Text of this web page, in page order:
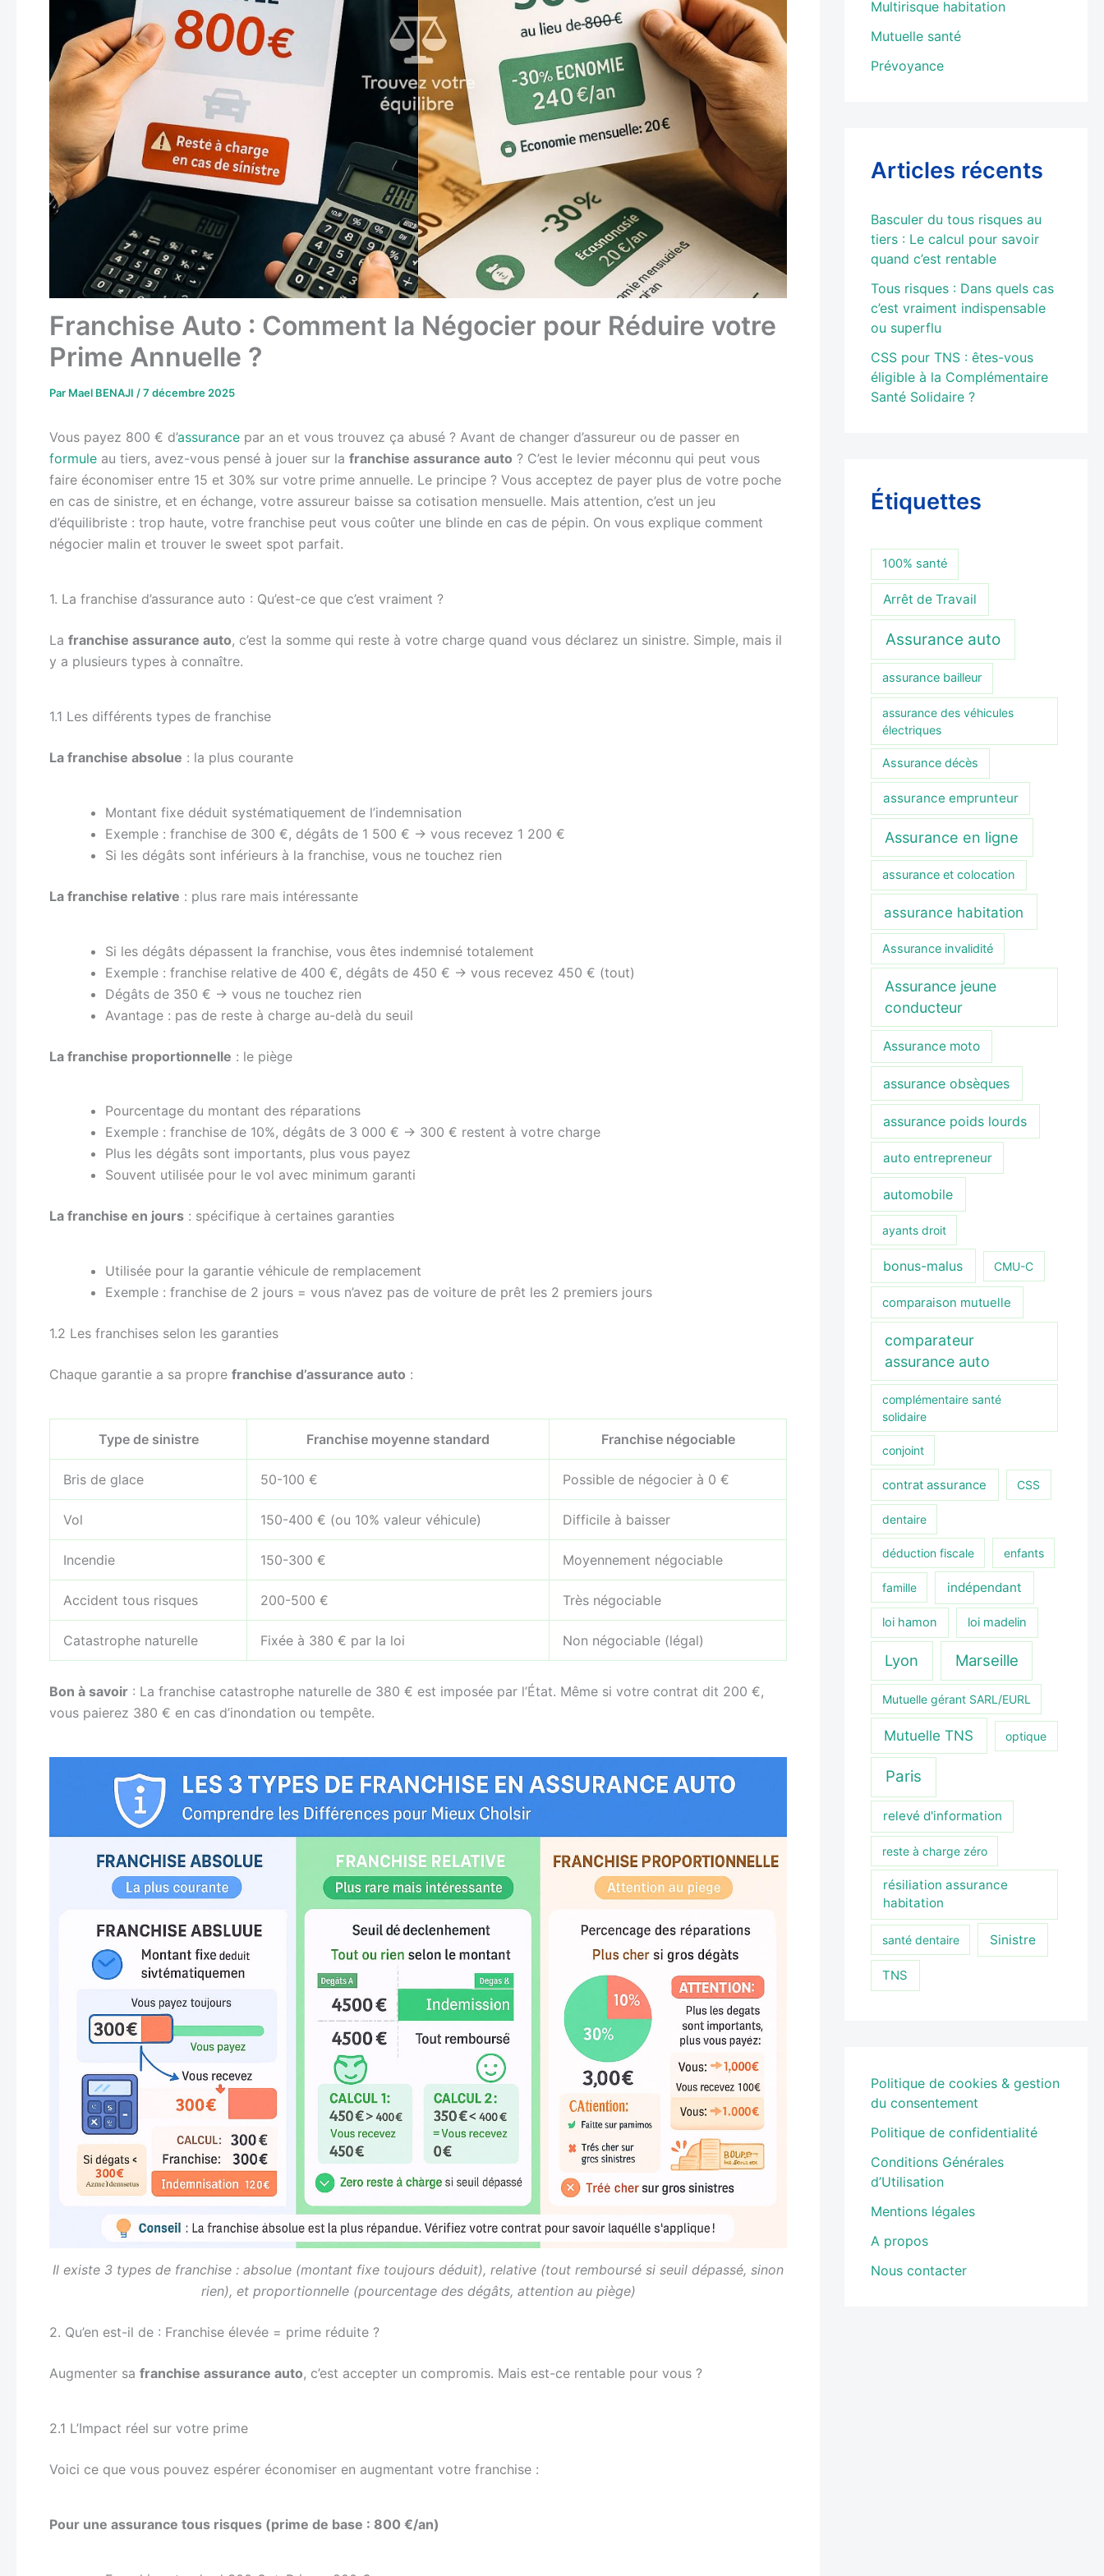
Franchise Auto : Comment la Négocier pour Réduire votre
Prime Annuelle ?
Par Mael BENAJI /7 décembre 2025
Vous payez 800 € d’assurance par an et vous trouvez ça abusé ? Avant de changer d’assureur ou de passer en
formule au tiers, avez-vous pensé à jouer sur la franchise assurance auto ? C’est le levier méconnu qui peut vous
faire économiser entre 15 et 30% sur votre prime annuelle. Le principe ? Vous acceptez de payer plus de votre poche
en cas de sinistre, et en échange, votre assureur baisse sa cotisation mensuelle. Mais attention, c’est un jeu
d’équilibriste : trop haute, votre franchise peut vous coûter une blinde en cas de pépin. On vous explique comment
négocier malin et trouver le sweet spot parfait.
1. La franchise d’assurance auto : Qu’est-ce que c’est vraiment ?
La franchise assurance auto, c’est la somme qui reste à votre charge quand vous déclarez un sinistre. Simple, mais il
y a plusieurs types à connaître.
1.1 Les différents types de franchise
La franchise absolue : la plus courante
Montant fixe déduit systématiquement de l’indemnisation
Exemple : franchise de 300 €, dégâts de 1 500 € → vous recevez 1 200 €
Si les dégâts sont inférieurs à la franchise, vous ne touchez rien
La franchise relative : plus rare mais intéressante
Si les dégâts dépassent la franchise, vous êtes indemnisé totalement
Exemple : franchise relative de 400 €, dégâts de 450 € → vous recevez 450 € (tout)
Dégâts de 350 € → vous ne touchez rien
Avantage : pas de reste à charge au-delà du seuil
La franchise proportionnelle : le piège
Pourcentage du montant des réparations
Exemple : franchise de 10%, dégâts de 3 000 € → 300 € restent à votre charge
Plus les dégâts sont importants, plus vous payez
Souvent utilisée pour le vol avec minimum garanti
La franchise en jours : spécifique à certaines garanties
Utilisée pour la garantie véhicule de remplacement
Exemple : franchise de 2 jours = vous n’avez pas de voiture de prêt les 2 premiers jours
1.2 Les franchises selon les garanties
Chaque garantie a sa propre franchise d’assurance auto :
Type de sinistre Franchise moyenne standard Franchise négociable
Bris de glace 50-100 € Possible de négocier à 0 €
Vol 150-400 € (ou 10% valeur véhicule) Difficile à baisser
Incendie 150-300 € Moyennement négociable
Accident tous risques 200-500 € Très négociable
Catastrophe naturelle Fixée à 380 € par la loi Non négociable (légal)
Bon à savoir : La franchise catastrophe naturelle de 380 € est imposée par l’État. Même si votre contrat dit 200 €,
vous paierez 380 € en cas d’inondation ou tempête.
Il existe 3 types de franchise : absolue (montant fixe toujours déduit), relative (tout remboursé si seuil dépassé, sinon
rien), et proportionnelle (pourcentage des dégâts, attention au piège)
2. Qu’en est-il de : Franchise élevée = prime réduite ?
Augmenter sa franchise assurance auto, c’est accepter un compromis. Mais est-ce rentable pour vous ?
2.1 L’Impact réel sur votre prime
Voici ce que vous pouvez espérer économiser en augmentant votre franchise :
Pour une assurance tous risques (prime de base : 800 €/an)
Multirisque habitation
Mutuelle santé
Prévoyance
Articles récents
Basculer du tous risques au
tiers : Le calcul pour savoir
quand c’est rentable
Tous risques : Dans quels cas
c’est vraiment indispensable
ou superflu
CSS pour TNS : êtes-vous
éligible à la Complémentaire
Santé Solidaire ?
Étiquettes
100% santé
Arrêt de Travail
Assurance auto
assurance bailleur
assurance des véhicules
électriques
Assurance décès
assurance emprunteur
Assurance en ligne
assurance et colocation
assurance habitation
Assurance invalidité
Assurance jeune
conducteur
Assurance moto
assurance obsèques
assurance poids lourds
auto entrepreneur
automobile
ayants droit
bonus-malus CMU-C
comparaison mutuelle
comparateur
assurance auto
complémentaire santé
solidaire
conjoint
contrat assurance CSS
dentaire
déduction fiscale enfants
famille indépendant
loi hamon loi madelin
Lyon Marseille
Mutuelle gérant SARL/EURL
Mutuelle TNS optique
Paris
relevé d'information
reste à charge zéro
résiliation assurance
habitation
santé dentaire Sinistre
TNS
Politique de cookies & gestion
du consentement
Politique de confidentialité
Conditions Générales
d’Utilisation
Mentions légales
A propos
Nous contacter